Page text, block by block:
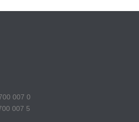
007 0
007 5